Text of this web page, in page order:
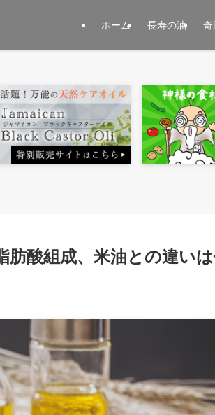
ホーム 長寿の油 奇
酸組成、米油との違いは